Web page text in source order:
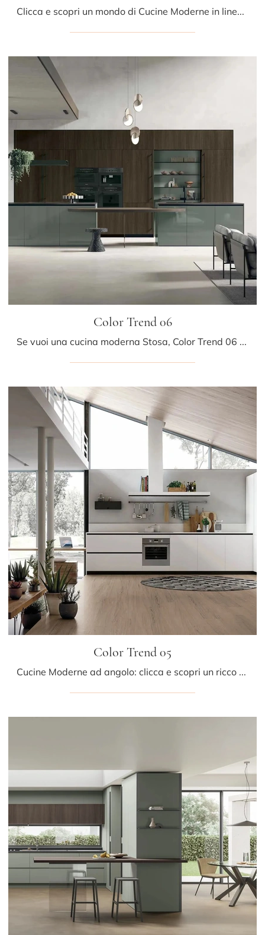
Clicca e scopri un mondo di Cucine Moderne in linea: la cucina Infinity 09 Stosa in legno ti aspetta!
Color Trend 06
Se vuoi una cucina moderna Stosa, Color Trend 06 in legno ti aspetta nel nostro negozio di Cucine Moderne con isola.
Color Trend 05
Cucine Moderne ad angolo: clicca e scopri un ricco catalogo di soluzioni della firma Stosa, tra cui il modello Color Trend 05.